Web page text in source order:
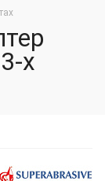
х